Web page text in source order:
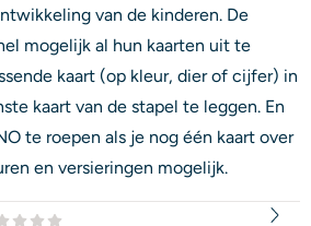
van de kinderen. De
mogelijk al hun kaarten uit te
kaart (op kleur, dier of cijfer) in
kaart van de stapel te leggen. En
te roepen als je nog één kaart over
en versieringen mogelijk.